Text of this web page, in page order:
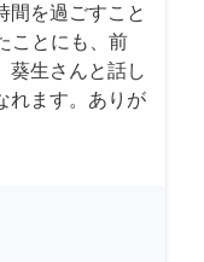
間を過ごすこと
ことにも、前
葵生さんと話し
れます。ありが